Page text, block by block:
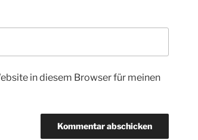
in diesem Browser für meinen